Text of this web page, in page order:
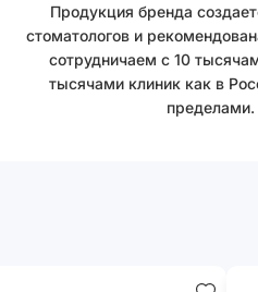
Продукция бренда
стоматологов и
сотрудничаем с 10
тысячами клиник как в
пределами.